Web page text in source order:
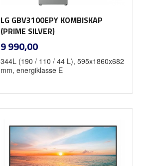
LG GBV3100EPY KOMBISKAP
(PRIME SILVER)
Pris
9 990,00mva.
344L (190 / 110 / 44 L), 595x1860x682
mm, energiklasse E